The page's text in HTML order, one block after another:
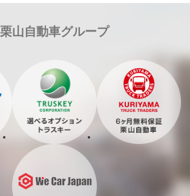
栗山自動車グループ